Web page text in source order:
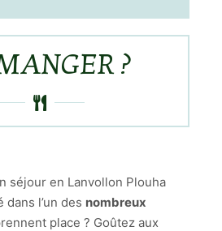
?
séjour en Lanvollon Plouha
dans l’un des nombreux
place ? Goûtez aux